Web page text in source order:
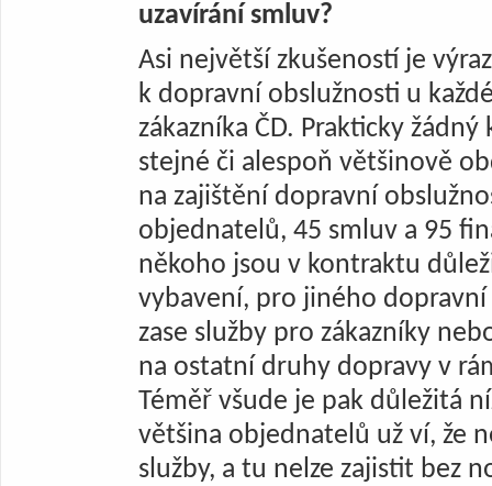
uzavírání smluv?
Asi největší zkušeností je
k dopravní obslužnosti u
zákazníka ČD. Prakticky
stejné či alespoň většinově
na zajištění dopravní
objednatelů, 45 smluv a 95
někoho jsou v kontraktu
vybavení, pro jiného
zase služby pro zákazníky
na ostatní druhy dopravy v
Téměř všude je pak důležitá
většina objednatelů už ví, že
služby, a tu nelze zajistit bez